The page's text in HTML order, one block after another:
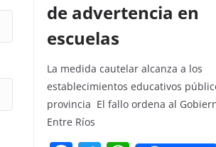
de advertencia en
escuelas
La medida cautelar alcanza a los
establecimientos educativos
provincia El fallo ordena al
Entre Ríos